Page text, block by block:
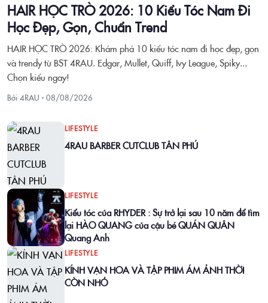
HAIR HỌC TRÒ 2026: 10 Kiểu Tóc Nam Đi
Học Đẹp, Gọn, Chuẩn Trend
HAIR HỌC TRÒ 2026: Khám phá 10 kiểu tóc nam đi học đẹp, gọn
và trendy từ BST 4RAU. Edgar, Mullet, Quiff, Ivy League, Spiky...
Chọn kiểu ngay!
Bởi 4RAU · 08/08/2026
LIFESTYLE
4RAU BARBER CUTCLUB TÂN PHÚ
LIFESTYLE
Kiểu tóc của RHYDER : Sự trở lại sau 10 năm để tìm
lại HÀO QUANG của cậu bé QUÁN QUÂN
Quang Anh
LIFESTYLE
KÍNH VẠN HOA VÀ TẬP PHIM ÁM ẢNH THỜI
CÒN NHỎ